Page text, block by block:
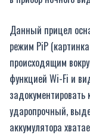
Данный прицел
режим PiP
происходящим
функцией Wi-Fi и
ударопрочный,
аккумулятора